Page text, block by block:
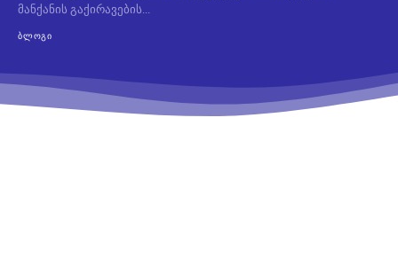
მანქანის გაქირავების...
ᲑᲚᲝᲒᲘ